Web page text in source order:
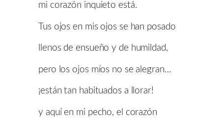
mi corazón inquieto está.
Tus ojos en mis ojos se han posado
llenos de ensueño y de humildad,
pero los ojos míos no se alegran…
¡están tan habituados a llorar!
y aquí en mi pecho, el corazón